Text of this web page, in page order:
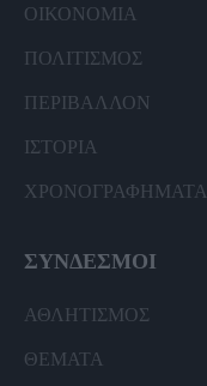
ΟΙΚΟΝΟΜΙΑ
ΠΟΛΙΤΙΣΜΟΣ
ΠΕΡΙΒΑΛΛΟΝ
ΙΣΤΟΡΙΑ
ΧΡΟΝΟΓΡΑΦΗΜΑΤΑ
ΣΥΝΔΕΣΜΟΙ
ΑΘΛΗΤΙΣΜΟΣ
ΘΕΜΑΤΑ